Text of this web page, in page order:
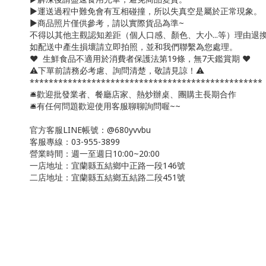
▶️運送過程中難免會有互相碰撞，所以失真空是屬於正常現象。
▶️商品照片僅供參考，請以實際貨品為準~
不得以其他主觀認知差距（個人口感、顏色、大小...等）理由退
如配送中產生損壞請立即拍照，並和我們聯繫為您處理。
❤️ 生鮮食品不適用於消費者保護法第19條，無7天鑑賞期 ❤️
⚠️下單前請務必考慮、詢問清楚，敬請見諒！⚠️
*************************************************
🛎歡迎批發業者、餐廳店家、熱炒辦桌、團購主長期合作
🛎有任何問題歡迎使用客服聊聊詢問喔~~
官方客服LINE帳號：@680yvvbu
客服專線：03-955-3899
營業時間：週一至週日10:00~20:00
一店地址：宜蘭縣五結鄉中正路一段146號
二店地址：宜蘭縣五結鄉五結路二段451號